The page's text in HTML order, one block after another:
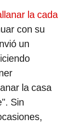
la cada
con su
un
la casa
Sin